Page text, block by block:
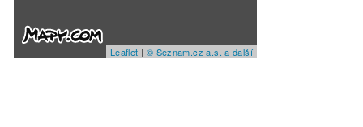
Leaflet | © Seznam.cz a.s. a další